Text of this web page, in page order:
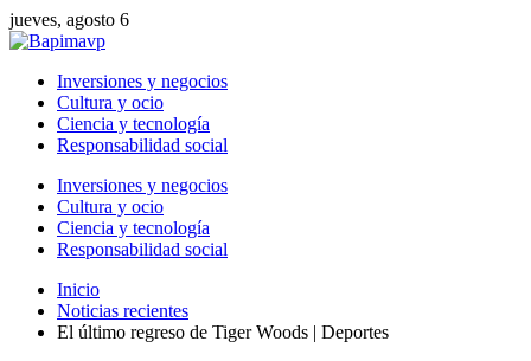
jueves, agosto 6
Inversiones y negocios
Cultura y ocio
Ciencia y tecnología
Responsabilidad social
Inversiones y negocios
Cultura y ocio
Ciencia y tecnología
Responsabilidad social
Inicio
Noticias recientes
El último regreso de Tiger Woods | Deportes